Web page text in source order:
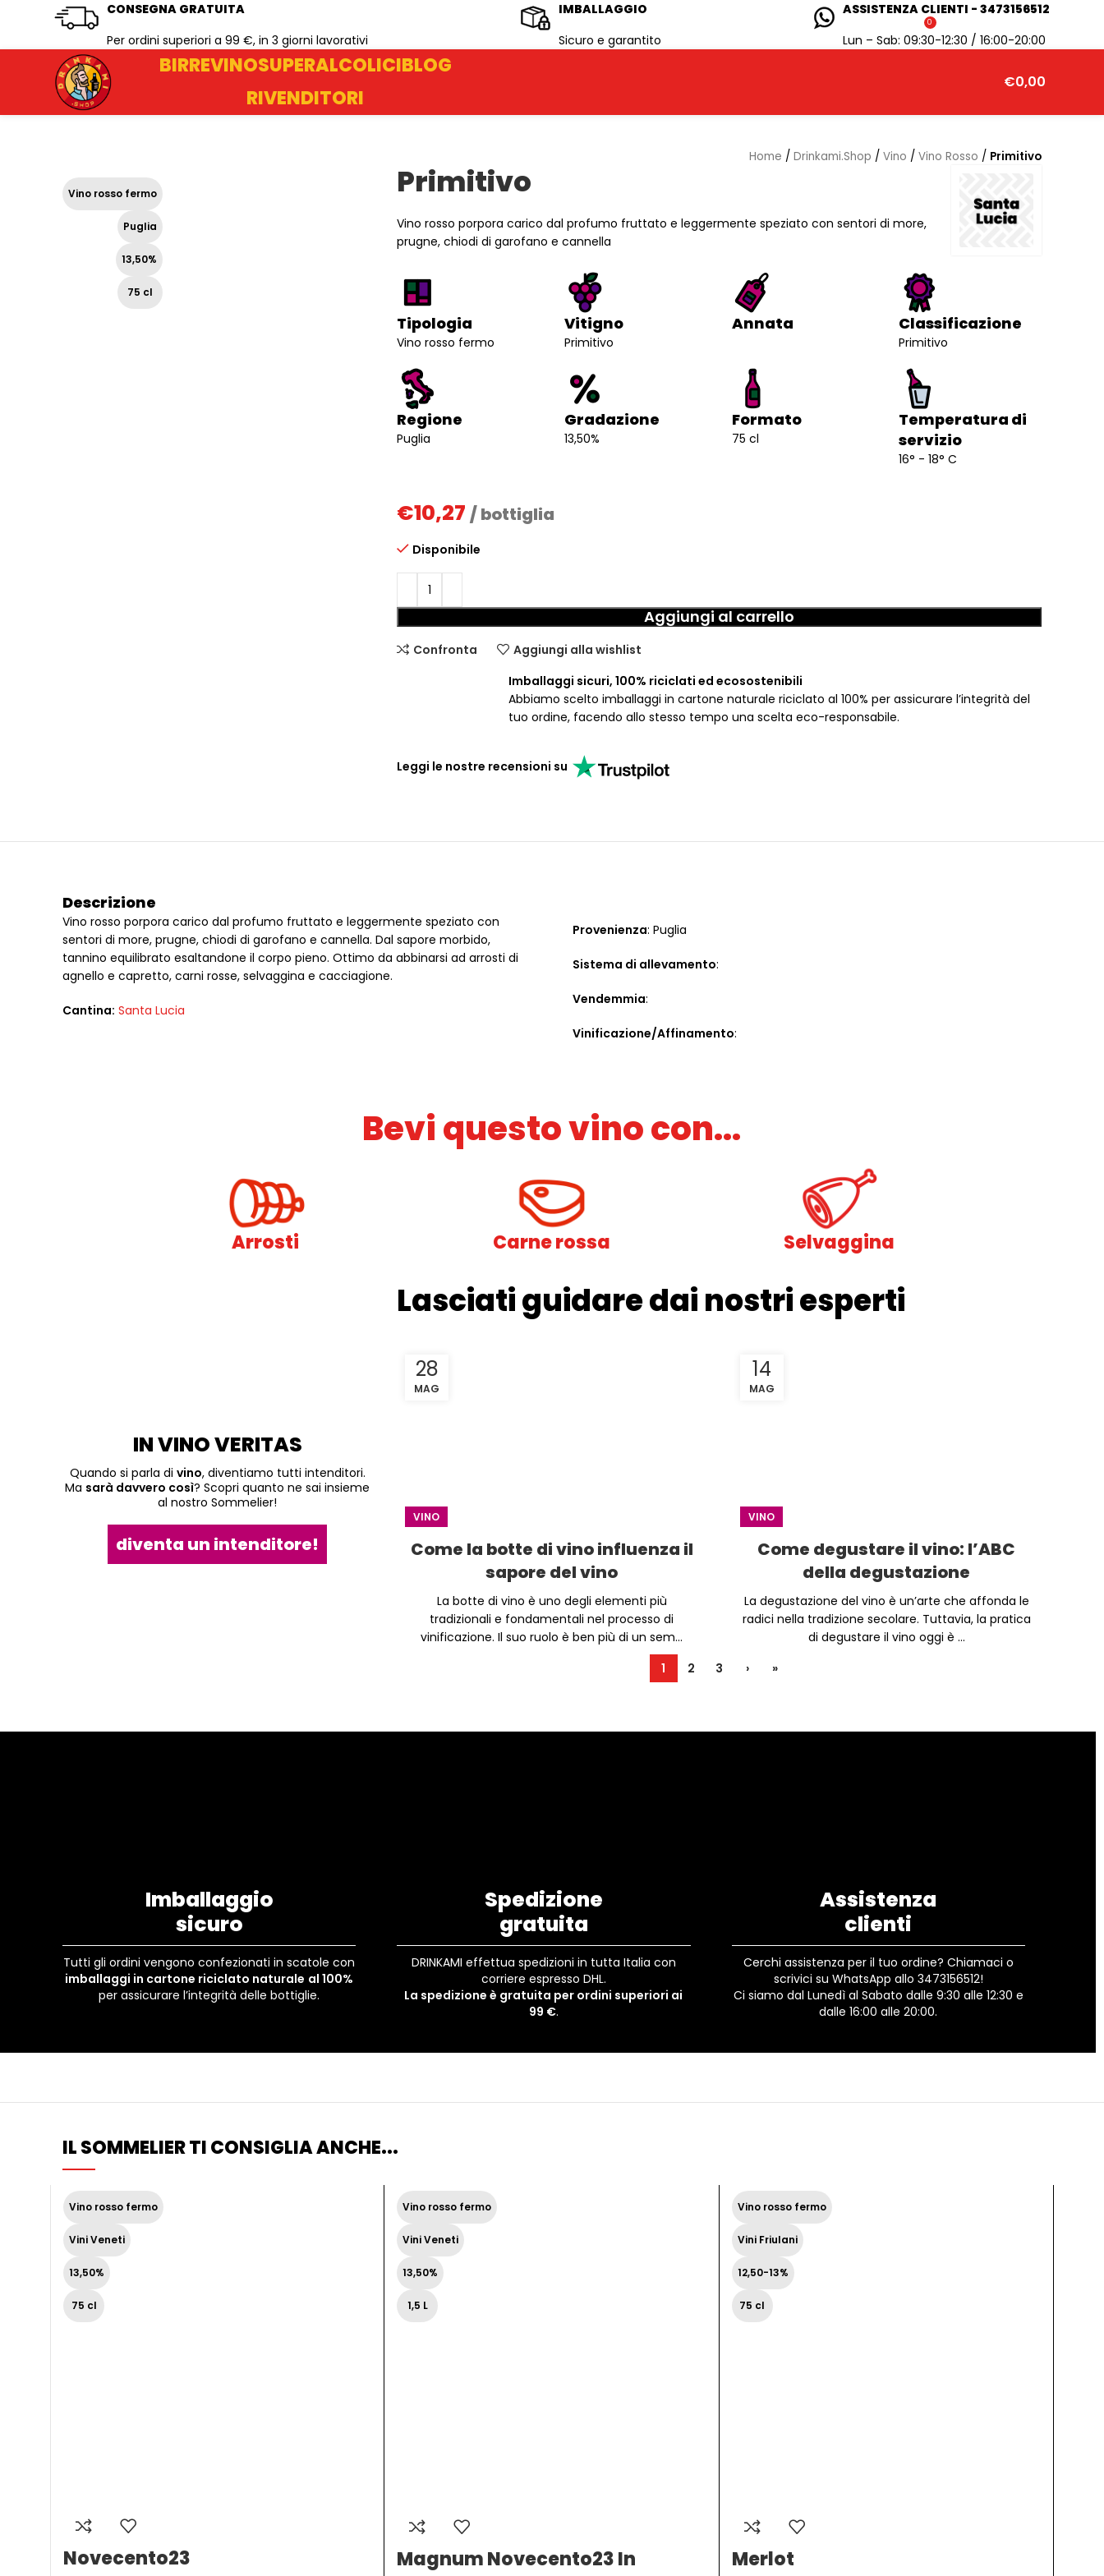
CONSEGNA GRATUITA
Per ordini superiori a 99 €, in 3 giorni lavorativi
IMBALLAGGIO
Sicuro e garantito
ASSISTENZA CLIENTI - 3473156512
Lun – Sab: 09:30-12:30 / 16:00-20:00
BIRREVINOSUPERALCOLICIBLOG
RIVENDITORI
0
€0,00
Home / Drinkami.Shop / Vino / Vino Rosso / Primitivo
Vino rosso fermo
Puglia
13,50%
75 cl
Primitivo
Vino rosso porpora carico dal profumo fruttato e leggermente speziato con sentori di more,
prugne, chiodi di garofano e cannella
Tipologia
Vino rosso fermo
Vitigno
Primitivo
Annata Classificazione
Primitivo
Regione
Puglia
Gradazione
13,50%
Formato
75 cl
Temperatura di
servizio
16° - 18° C
€10,27 / bottiglia
Disponibile
Aggiungi al carrello
Confronta
Aggiungi alla wishlist
Imballaggi sicuri, 100% riciclati ed ecosostenibili
Abbiamo scelto imballaggi in cartone naturale riciclato al 100% per assicurare l’integrità del
tuo ordine, facendo allo stesso tempo una scelta eco-responsabile.
Leggi le nostre recensioni su
Descrizione
Vino rosso porpora carico dal profumo fruttato e leggermente speziato con
sentori di more, prugne, chiodi di garofano e cannella. Dal sapore morbido,
tannino equilibrato esaltandone il corpo pieno. Ottimo da abbinarsi ad arrosti di
agnello e capretto, carni rosse, selvaggina e cacciagione.
Cantina: Santa Lucia
Provenienza: Puglia
Sistema di allevamento:
Vendemmia:
Vinificazione/Affinamento:
Bevi questo vino con...
Arrosti Carne rossa Selvaggina
IN VINO VERITAS
Quando si parla di vino, diventiamo tutti intenditori.
Ma sarà davvero così? Scopri quanto ne sai insieme
al nostro Sommelier!
diventa un intenditore!
Lasciati guidare dai nostri esperti
28
MAG
VINO
Come la botte di vino influenza il
sapore del vino
La botte di vino è uno degli elementi più
tradizionali e fondamentali nel processo di
vinificazione. Il suo ruolo è ben più di un sem...
14
MAG
VINO
Come degustare il vino: l’ABC
della degustazione
La degustazione del vino è un’arte che affonda le
radici nella tradizione secolare. Tuttavia, la pratica
di degustare il vino oggi è ...
1
2 3 › »
Imballaggio
sicuro
Tutti gli ordini vengono confezionati in scatole con
imballaggi in cartone riciclato naturale al 100%
per assicurare l’integrità delle bottiglie.
Spedizione
gratuita
DRINKAMI effettua spedizioni in tutta Italia con
corriere espresso DHL.
La spedizione è gratuita per ordini superiori ai
99 €.
Assistenza
clienti
Cerchi assistenza per il tuo ordine? Chiamaci o
scrivici su WhatsApp allo 3473156512!
Ci siamo dal Lunedì al Sabato dalle 9:30 alle 12:30 e
dalle 16:00 alle 20:00.
IL SOMMELIER TI CONSIGLIA ANCHE...
Vino rosso fermo
Vini Veneti
13,50%
75 cl
Novecento23
Vino rosso fermo
Vini Veneti
13,50%
1,5 L
Magnum Novecento23 In
Vino rosso fermo
Vini Friulani
12,50-13%
75 cl
Merlot